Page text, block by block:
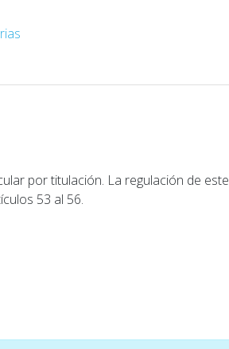
por titulación. La regulación de este
53 al 56.